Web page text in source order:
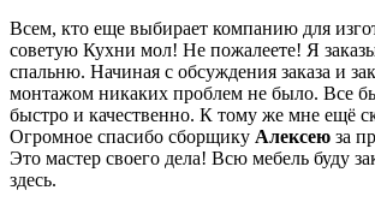
Всем, кто еще выбирает компанию для
советую Кухни мол! Не пожалеете! Я
спальню. Начиная с обсуждения заказа и
монтажом никаких проблем не было. Все
быстро и качественно. К тому же мне ещё
Огромное спасибо сборщику Алексею за
Это мастер своего дела! Всю мебель буду
здесь.